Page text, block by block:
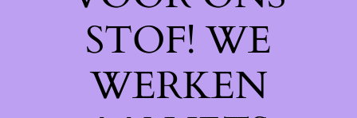
STOF! WE
WERKEN